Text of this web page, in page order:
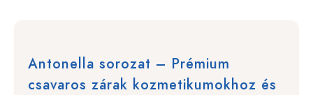
Antonella sorozat – Prémium
csavaros zárak kozmetikumokhoz és